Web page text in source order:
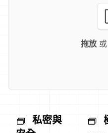
拖放 或
私密與